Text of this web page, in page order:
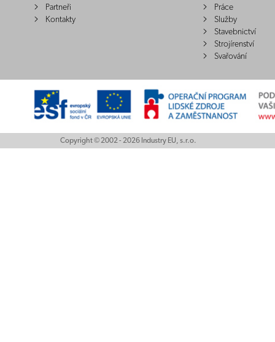
Partneři
Kontakty
Práce
Služby
Stavebnictví
Strojírenství
Svařování
Copyright © 2002 - 2026 Industry EU, s.r.o.